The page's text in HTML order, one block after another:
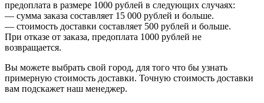
предоплата в размере 1000 рублей в следующих случаях:
— сумма заказа составляет 15 000 рублей и больше.
— стоимость доставки составляет 500 рублей и больше.
При отказе от заказа, предоплата 1000 рублей не
возвращается.
Вы можете выбрать свой город, для того что бы узнать
примерную стоимость доставки. Точную стоимость доставки
вам подскажет наш менеджер.